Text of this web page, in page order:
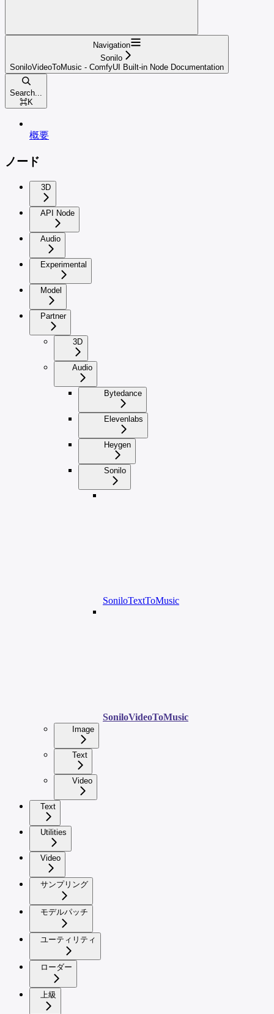
Navigation
Sonilo
SoniloVideoToMusic - ComfyUI Built-in Node Documentation
Search...
⌘K
概要
ノード
3D
API Node
Audio
Experimental
Model
Partner
3D
Audio
Bytedance
Elevenlabs
Heygen
Sonilo
SoniloTextToMusic
SoniloVideoToMusic
Image
Text
Video
Text
Utilities
Video
サンプリング
モデルパッチ
ユーティリティ
ローダー
上級